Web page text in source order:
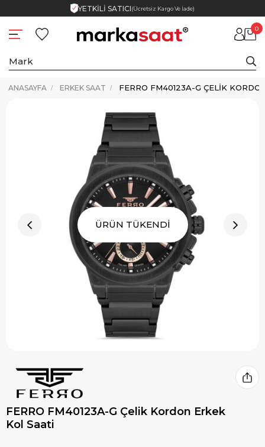
YETKİLİ SATICI(Ücretsiz Kargo Ve İade)
0
ANASAYFA ERKEK SAAT
ÜRÜN TÜKENDİ
FERRO FM40123A-G Çelik Kordon Erkek
Kol Saati